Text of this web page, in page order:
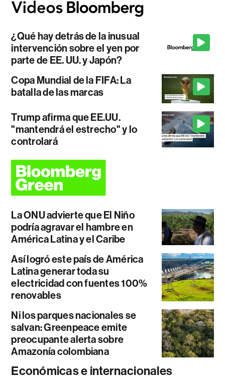
¿Qué hay detrás de la inusual
intervención sobre el yen por
parte de EE. UU. y Japón?
Copa Mundial de la FIFA: La
batalla de las marcas
Trump afirma que EE.UU.
"mantendrá el estrecho" y lo
controlará
La ONU advierte que El Niño
podría agravar el hambre en
América Latina y el Caribe
Así logró este país de América
Latina generar toda su
electricidad con fuentes 100%
renovables
Ni los parques nacionales se
salvan: Greenpeace emite
preocupante alerta sobre
Amazonía colombiana
Económicas e internacionales